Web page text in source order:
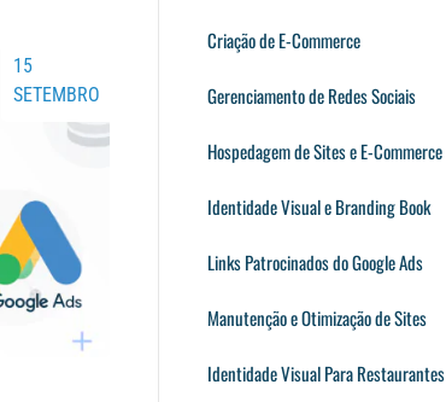
15
SETEMBRO
Criação de E-Commerce
Gerenciamento de Redes Sociais
Hospedagem de Sites e E-Commerce
Identidade Visual e Branding Book
Links Patrocinados do Google Ads
Manutenção e Otimização de Sites
Identidade Visual Para Restaurantes